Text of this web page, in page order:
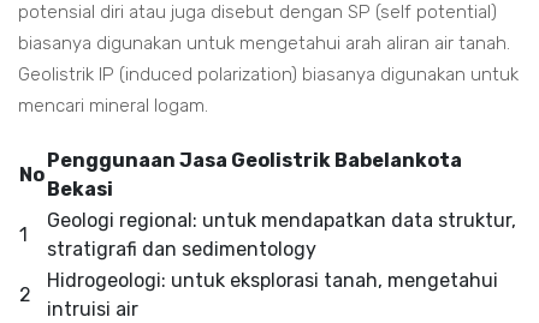
potensial diri atau juga disebut dengan SP (self potential)
biasanya digunakan untuk mengetahui arah aliran air tanah.
Geolistrik IP (induced polarization) biasanya digunakan untuk
mencari mineral logam.
No
Penggunaan Jasa Geolistrik Babelankota
Bekasi
1
Geologi regional: untuk mendapatkan data struktur,
stratigrafi dan sedimentology
2
Hidrogeologi: untuk eksplorasi tanah, mengetahui
intruisi air